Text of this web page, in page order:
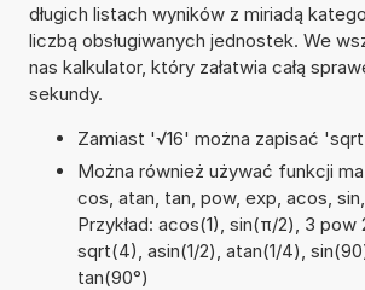
długich listach wyników z miriadą
liczbą obsługiwanych jednostek. We
nas kalkulator, który załatwia całą
sekundy.
Zamiast '√16' można zapisać 'sqrt
Można również używać funkcji
cos, atan, tan, pow, exp, acos,
Przykład: acos(1), sin(π/2), 3 pow
sqrt(4), asin(1/2), atan(1/4),
tan(90°)